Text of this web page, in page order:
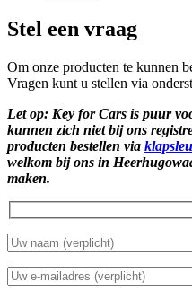
Stel een vraag
Om onze producten te kunnen
Vragen kunt u stellen via
Let op: Key for Cars is puur
kunnen zich niet bij ons
producten bestellen via
welkom bij ons in
maken.